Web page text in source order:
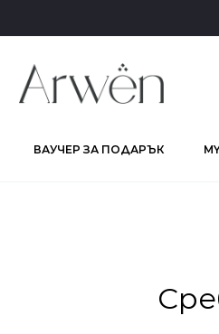
ВАУЧЕР ЗА ПОДАРЪК